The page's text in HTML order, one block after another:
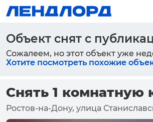
Объект снят с
Сожалеем, но этот объект уже
Хотите посмотреть похожие
Снять 1 комнатную
Ростов-на-Дону, улица